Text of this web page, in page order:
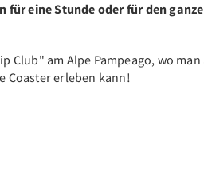
für eine Stunde oder für den
Club" am Alpe Pampeago, wo man
Coaster erleben kann!